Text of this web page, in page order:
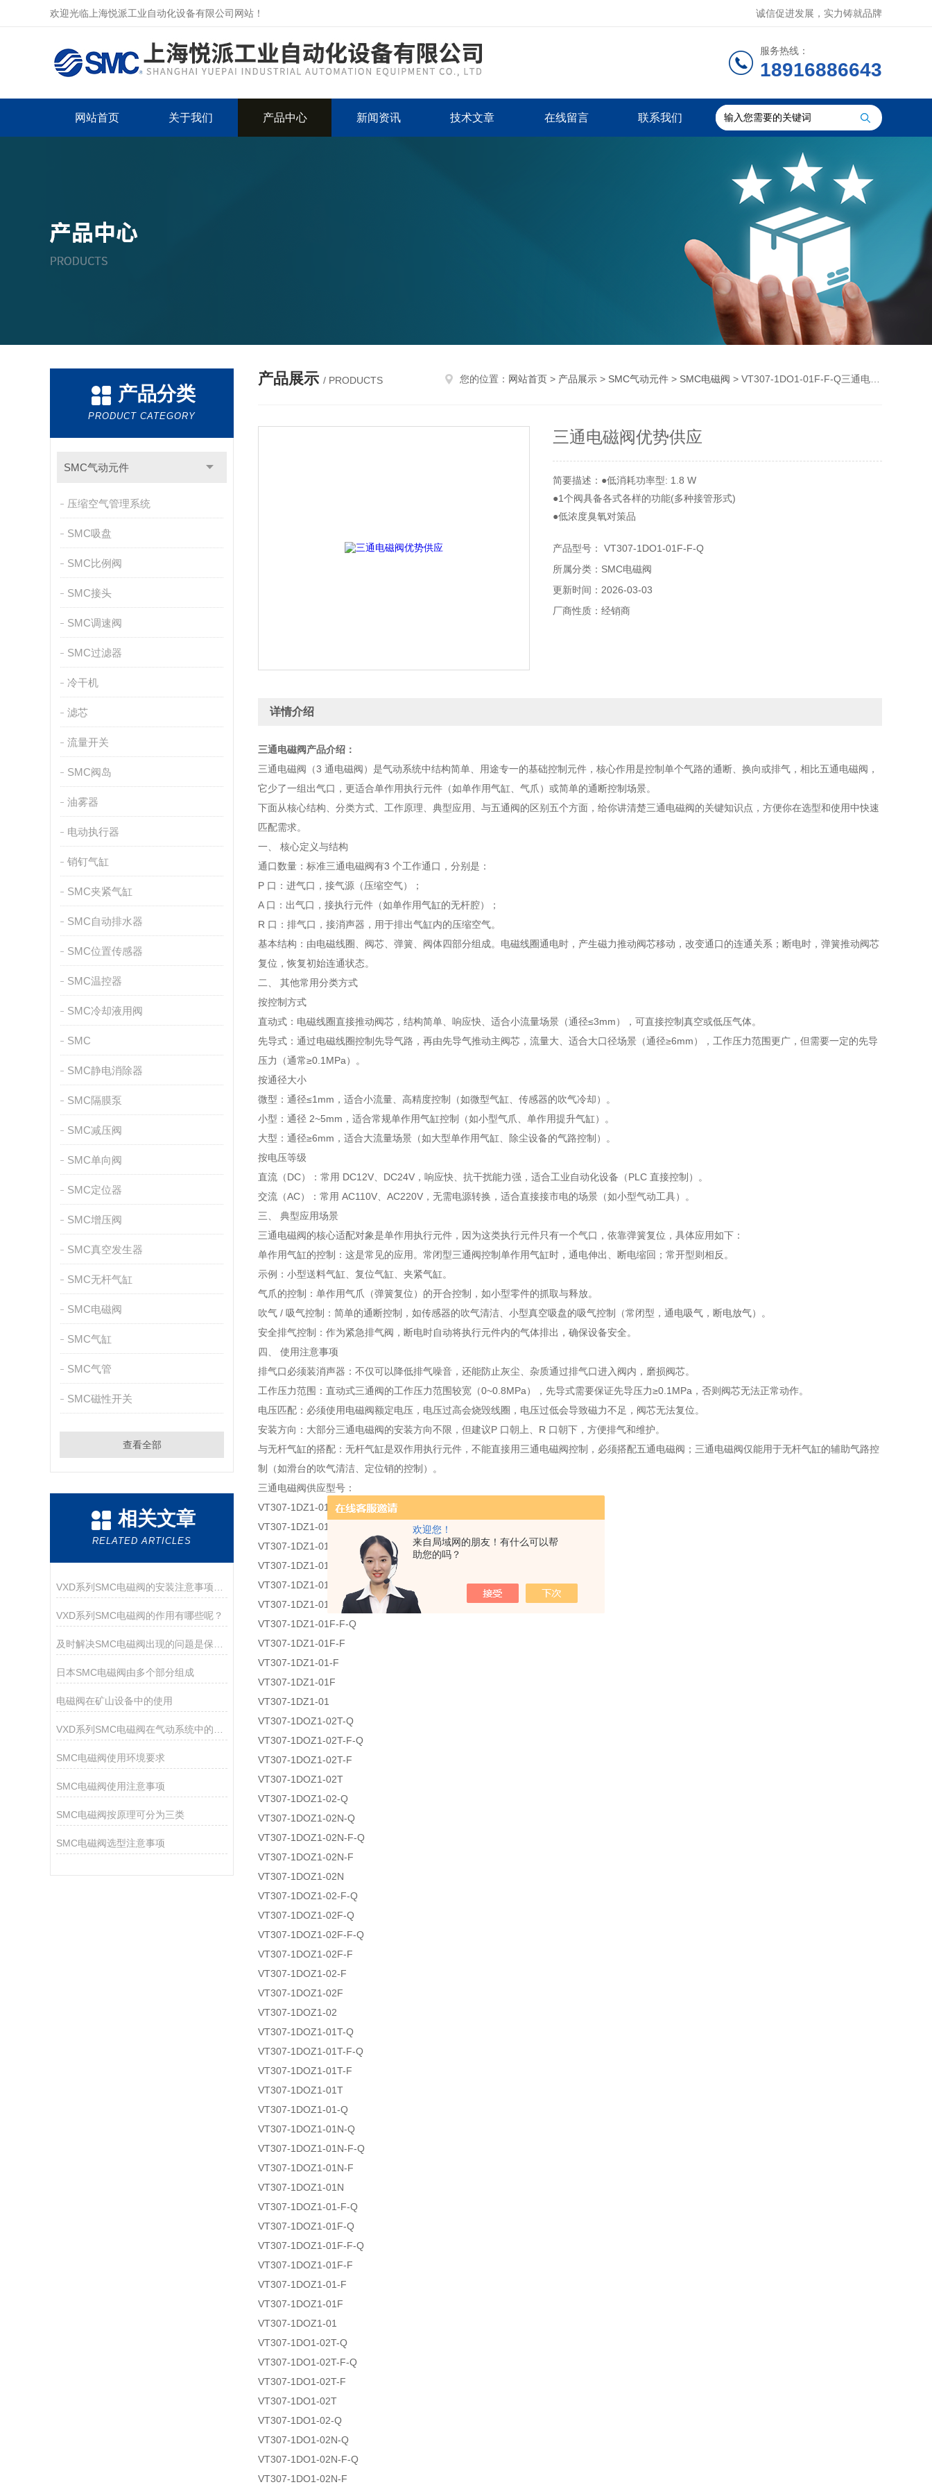
欢迎您！
来自局域网的朋友！有什么可以帮
助您的吗？
欢迎光临上海悦派工业自动化设备有限公司网站！ 诚信促进发展，实力铸就品牌
服务热线：
18916886643
网站首页 关于我们 产品中心 新闻资讯 技术文章 在线留言 联系我们
产品分类
PRODUCT CATEGORY
SMC气动元件
压缩空气管理系统
SMC吸盘
SMC比例阀
SMC接头
SMC调速阀
SMC过滤器
冷干机
滤芯
流量开关
SMC阀岛
油雾器
电动执行器
销钉气缸
SMC夹紧气缸
SMC自动排水器
SMC位置传感器
SMC温控器
SMC冷却液用阀
SMC
SMC静电消除器
SMC隔膜泵
SMC减压阀
SMC单向阀
SMC定位器
SMC增压阀
SMC真空发生器
SMC无杆气缸
SMC电磁阀
SMC气缸
SMC气管
SMC磁性开关
查看全部
相关文章
RELATED ARTICLES
VXD系列SMC电磁阀的作用有哪些呢？
日本SMC电磁阀由多个部分组成
电磁阀在矿山设备中的使用
SMC电磁阀使用环境要求
SMC电磁阀使用注意事项
SMC电磁阀按原理可分为三类
SMC电磁阀选型注意事项
产品展示 / PRODUCTS 您的位置： 网站首页 > 产品展示 > SMC气动元件 > SMC电磁阀 > VT307-1DO1-01F-F-Q三通电磁阀优势供应
三通电磁阀优势供应
简要描述：●低消耗功率型: 1.8 W
●1个阀具备各式各样的功能(多种接管形式)
●低浓度臭氧对策品
●与原产品的安装尺寸有互换性
●集装式型号: VV307
产品型号： VT307-1DO1-01F-F-Q
所属分类：SMC电磁阀
更新时间：2026-03-03
厂商性质：经销商
详情介绍
三通电磁阀产品介绍：
三通电磁阀（3 通电磁阀）是气动系统中结构简单、用途专一的基础控制元件，核心作用是控制单个气路的通断、换向或排气，相比五通电磁阀，
它少了一组出气口，更适合单作用执行元件（如单作用气缸、气爪）或简单的通断控制场景。
下面从核心结构、分类方式、工作原理、典型应用、与五通阀的区别五个方面，给你讲清楚三通电磁阀的关键知识点，方便你在选型和使用中快速
匹配需求。
一、 核心定义与结构
通口数量：标准三通电磁阀有3 个工作通口，分别是：
P 口：进气口，接气源（压缩空气）；
A 口：出气口，接执行元件（如单作用气缸的无杆腔）；
R 口：排气口，接消声器，用于排出气缸内的压缩空气。
基本结构：由电磁线圈、阀芯、弹簧、阀体四部分组成。电磁线圈通电时，产生磁力推动阀芯移动，改变通口的连通关系；断电时，弹簧推动阀芯
复位，恢复初始连通状态。
二、 其他常用分类方式
按控制方式
直动式：电磁线圈直接推动阀芯，结构简单、响应快、适合小流量场景（通径≤3mm），可直接控制真空或低压气体。
先导式：通过电磁线圈控制先导气路，再由先导气推动主阀芯，流量大、适合大口径场景（通径≥6mm），工作压力范围更广，但需要一定的先导
压力（通常≥0.1MPa）。
按通径大小
微型：通径≤1mm，适合小流量、高精度控制（如微型气缸、传感器的吹气冷却）。
小型：通径 2~5mm，适合常规单作用气缸控制（如小型气爪、单作用提升气缸）。
大型：通径≥6mm，适合大流量场景（如大型单作用气缸、除尘设备的气路控制）。
按电压等级
直流（DC）：常用 DC12V、DC24V，响应快、抗干扰能力强，适合工业自动化设备（PLC 直接控制）。
交流（AC）：常用 AC110V、AC220V，无需电源转换，适合直接接市电的场景（如小型气动工具）。
三、 典型应用场景
三通电磁阀的核心适配对象是单作用执行元件，因为这类执行元件只有一个气口，依靠弹簧复位，具体应用如下：
单作用气缸的控制：这是常见的应用。常闭型三通阀控制单作用气缸时，通电伸出、断电缩回；常开型则相反。
示例：小型送料气缸、复位气缸、夹紧气缸。
气爪的控制：单作用气爪（弹簧复位）的开合控制，如小型零件的抓取与释放。
吹气 / 吸气控制：简单的通断控制，如传感器的吹气清洁、小型真空吸盘的吸气控制（常闭型，通电吸气，断电放气）。
安全排气控制：作为紧急排气阀，断电时自动将执行元件内的气体排出，确保设备安全。
四、 使用注意事项
排气口必须装消声器：不仅可以降低排气噪音，还能防止灰尘、杂质通过排气口进入阀内，磨损阀芯。
工作压力范围：直动式三通阀的工作压力范围较宽（0~0.8MPa），先导式需要保证先导压力≥0.1MPa，否则阀芯无法正常动作。
电压匹配：必须使用电磁阀额定电压，电压过高会烧毁线圈，电压过低会导致磁力不足，阀芯无法复位。
安装方向：大部分三通电磁阀的安装方向不限，但建议P 口朝上、R 口朝下，方便排气和维护。
与无杆气缸的搭配：无杆气缸是双作用执行元件，不能直接用三通电磁阀控制，必须搭配五通电磁阀；三通电磁阀仅能用于无杆气缸的辅助气路控
制（如滑台的吹气清洁、定位销的控制）。
三通电磁阀供应型号：
VT307-1DZ1-01N-Q
VT307-1DZ1-01N-F-Q
VT307-1DZ1-01N-F
VT307-1DZ1-01N
VT307-1DZ1-01-F-Q
VT307-1DZ1-01F-Q
VT307-1DZ1-01F-F-Q
VT307-1DZ1-01F-F
VT307-1DZ1-01-F
VT307-1DZ1-01F
VT307-1DZ1-01
VT307-1DOZ1-02T-Q
VT307-1DOZ1-02T-F-Q
VT307-1DOZ1-02T-F
VT307-1DOZ1-02T
VT307-1DOZ1-02-Q
VT307-1DOZ1-02N-Q
VT307-1DOZ1-02N-F-Q
VT307-1DOZ1-02N-F
VT307-1DOZ1-02N
VT307-1DOZ1-02-F-Q
VT307-1DOZ1-02F-Q
VT307-1DOZ1-02F-F-Q
VT307-1DOZ1-02F-F
VT307-1DOZ1-02-F
VT307-1DOZ1-02F
VT307-1DOZ1-02
VT307-1DOZ1-01T-Q
VT307-1DOZ1-01T-F-Q
VT307-1DOZ1-01T-F
VT307-1DOZ1-01T
VT307-1DOZ1-01-Q
VT307-1DOZ1-01N-Q
VT307-1DOZ1-01N-F-Q
VT307-1DOZ1-01N-F
VT307-1DOZ1-01N
VT307-1DOZ1-01-F-Q
VT307-1DOZ1-01F-Q
VT307-1DOZ1-01F-F-Q
VT307-1DOZ1-01F-F
VT307-1DOZ1-01-F
VT307-1DOZ1-01F
VT307-1DOZ1-01
VT307-1DO1-02T-Q
VT307-1DO1-02T-F-Q
VT307-1DO1-02T-F
VT307-1DO1-02T
VT307-1DO1-02-Q
VT307-1DO1-02N-Q
VT307-1DO1-02N-F-Q
VT307-1DO1-02N-F